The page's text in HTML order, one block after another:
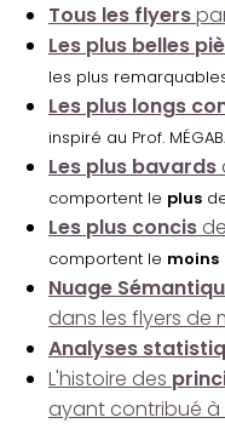
Tous les flyers
Les plus belles
les plus
Les plus longs
inspiré au Prof.
Les plus bavards
comportent le plus
Les plus concis
comportent le moins
Nuage
dans les flyers de
Analyses
L'histoire des
ayant contribué